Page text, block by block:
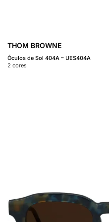
THOM BROWNE
Óculos de Sol 404A – UES404A
2 cores